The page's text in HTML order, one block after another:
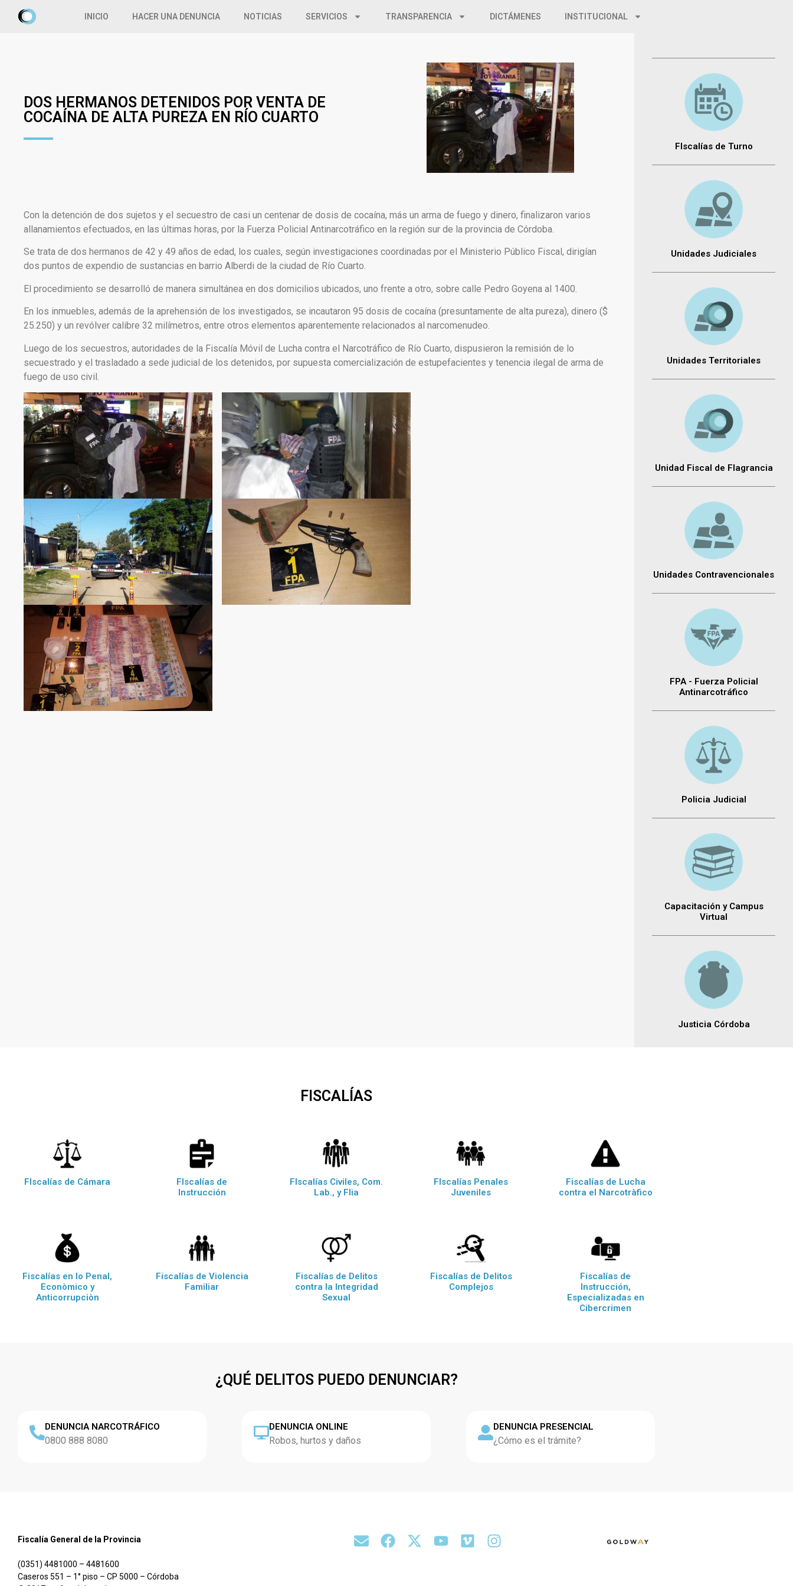
INICIO HACER UNA DENUNCIA NOTICIAS SERVICIOS TRANSPARENCIA DICTÁMENES INSTITUCIONAL
DOS HERMANOS DETENIDOS POR VENTA DE
COCAÍNA DE ALTA PUREZA EN RÍO CUARTO
Con la detención de dos sujetos y el secuestro de casi un centenar de dosis de cocaína, más un arma de fuego y dinero, finalizaron varios
allanamientos efectuados, en las últimas horas, por la Fuerza Policial Antinarcotráfico en la región sur de la provincia de Córdoba.
Se trata de dos hermanos de 42 y 49 años de edad, los cuales, según investigaciones coordinadas por el Ministerio Público Fiscal, dirigían
dos puntos de expendio de sustancias en barrio Alberdi de la ciudad de Río Cuarto.
El procedimiento se desarrolló de manera simultánea en dos domicilios ubicados, uno frente a otro, sobre calle Pedro Goyena al 1400.
En los inmuebles, además de la aprehensión de los investigados, se incautaron 95 dosis de cocaína (presuntamente de alta pureza), dinero ($
25.250) y un revólver calibre 32 milímetros, entre otros elementos aparentemente relacionados al narcomenudeo.
Luego de los secuestros, autoridades de la Fiscalía Móvil de Lucha contra el Narcotráfico de Río Cuarto, dispusieron la remisión de lo
secuestrado y el trasladado a sede judicial de los detenidos, por supuesta comercialización de estupefacientes y tenencia ilegal de arma de
fuego de uso civil.
FIscalías de Turno
Unidades Judiciales
Unidades Territoriales
Unidad Fiscal de Flagrancia
Unidades Contravencionales
FPA - Fuerza Policial
Antinarcotráfico
Policia Judicial
Capacitación y Campus
Virtual
Justicia Córdoba
FISCALÍAS
FIscalías de Cámara
FIscalías de
Instrucción
FIscalías Civiles, Com.
Lab., y Flia
FIscalías Penales
Juveniles
Fiscalías de Lucha
contra el Narcotràfico
Fiscalías en lo Penal,
Econòmico y
Anticorrupciòn
Fiscalías de Violencia
Familiar
Fiscalías de Delitos
contra la Integridad
Sexual
Fiscalías de Delitos
Complejos
Fiscalías de
Instrucción,
Especializadas en
Cibercrimen
¿QUÉ DELITOS PUEDO DENUNCIAR?
DENUNCIA NARCOTRÁFICO
0800 888 8080
DENUNCIA ONLINE
Robos, hurtos y daños
DENUNCIA PRESENCIAL
¿Cómo es el trámite?
Fiscalía General de la Provincia
(0351) 4481000 – 4481600
Caseros 551 – 1° piso – CP 5000 – Córdoba